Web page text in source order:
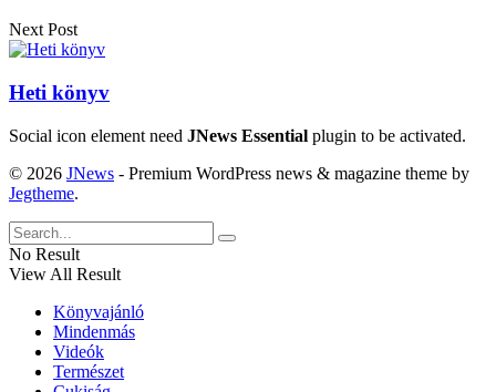
Next Post
Heti könyv
Social icon element need JNews Essential plugin to be activated.
© 2026 JNews - Premium WordPress news & magazine theme by
Jegtheme.
No Result
View All Result
Könyvajánló
Mindenmás
Videók
Természet